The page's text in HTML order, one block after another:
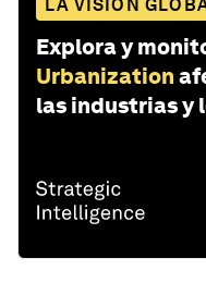
LA VISIÓN
Explora y
Urbanization
las industrias y